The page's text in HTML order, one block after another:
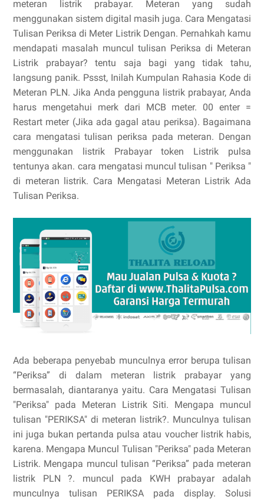
meteran listrik prabayar. Meteran yang sudah
menggunakan sistem digital masih juga. Cara Mengatasi
Tulisan Periksa di Meter Listrik Dengan. Pernahkah kamu
mendapati masalah muncul tulisan Periksa di Meteran
Listrik prabayar? tentu saja bagi yang tidak tahu,
langsung panik. Pssst, Inilah Kumpulan Rahasia Kode di
Meteran PLN. Jika Anda pengguna listrik prabayar, Anda
harus mengetahui merk dari MCB meter. 00 enter =
Restart meter (Jika ada gagal atau periksa). Bagaimana
cara mengatasi tulisan periksa pada meteran. Dengan
menggunakan listrik Prabayar token Listrik pulsa
tentunya akan. cara mengatasi muncul tulisan " Periksa "
di meteran listrik. Cara Mengatasi Meteran Listrik Ada
Tulisan Periksa.
Ada beberapa penyebab munculnya error berupa tulisan
“Periksa” di dalam meteran listrik prabayar yang
bermasalah, diantaranya yaitu. Cara Mengatasi Tulisan
"Periksa" pada Meteran Listrik Siti. Mengapa muncul
tulisan "PERIKSA" di meteran listrik?. Munculnya tulisan
ini juga bukan pertanda pulsa atau voucher listrik habis,
karena. Mengapa Muncul Tulisan "Periksa" pada Meteran
Listrik. Mengapa muncul tulisan “Periksa” pada meteran
listrik PLN ?. muncul pada KWH prabayar adalah
munculnya tulisan PERIKSA pada display. Solusi